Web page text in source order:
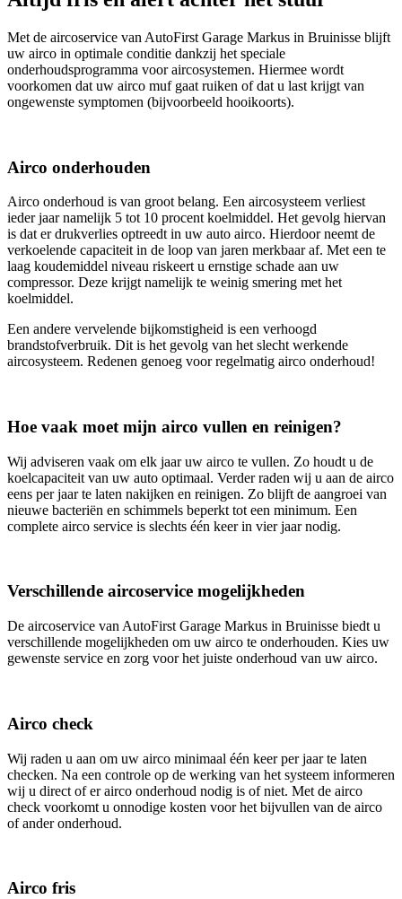
Met de aircoservice van AutoFirst Garage Markus in Bruinisse blijft
uw airco in optimale conditie dankzij het speciale
onderhoudsprogramma voor aircosystemen. Hiermee wordt
voorkomen dat uw airco muf gaat ruiken of dat u last krijgt van
ongewenste symptomen (bijvoorbeeld hooikoorts).
Airco onderhouden
Airco onderhoud is van groot belang. Een aircosysteem verliest
ieder jaar namelijk 5 tot 10 procent koelmiddel. Het gevolg hiervan
is dat er drukverlies optreedt in uw auto airco. Hierdoor neemt de
verkoelende capaciteit in de loop van jaren merkbaar af. Met een te
laag koudemiddel niveau riskeert u ernstige schade aan uw
compressor. Deze krijgt namelijk te weinig smering met het
koelmiddel.
Een andere vervelende bijkomstigheid is een verhoogd
brandstofverbruik. Dit is het gevolg van het slecht werkende
aircosysteem. Redenen genoeg voor regelmatig airco onderhoud!
Hoe vaak moet mijn airco vullen en reinigen?
Wij adviseren vaak om elk jaar uw airco te vullen. Zo houdt u de
koelcapaciteit van uw auto optimaal. Verder raden wij u aan de airco
eens per jaar te laten nakijken en reinigen. Zo blijft de aangroei van
nieuwe bacteriën en schimmels beperkt tot een minimum. Een
complete airco service is slechts één keer in vier jaar nodig.
Verschillende aircoservice mogelijkheden
De aircoservice van AutoFirst Garage Markus in Bruinisse biedt u
verschillende mogelijkheden om uw airco te onderhouden. Kies uw
gewenste service en zorg voor het juiste onderhoud van uw airco.
Airco check
Wij raden u aan om uw airco minimaal één keer per jaar te laten
checken. Na een controle op de werking van het systeem informeren
wij u direct of er airco onderhoud nodig is of niet. Met de airco
check voorkomt u onnodige kosten voor het bijvullen van de airco
of ander onderhoud.
Airco fris